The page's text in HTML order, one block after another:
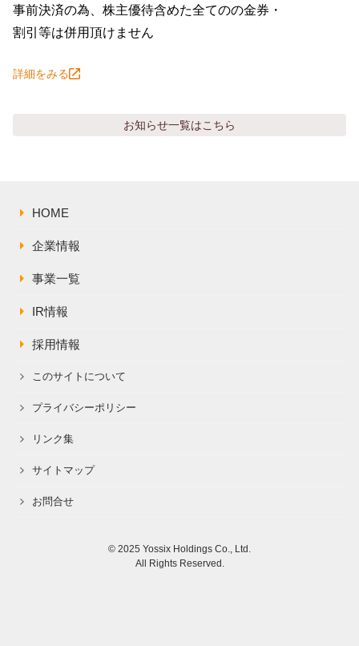
事前決済の為、株主優待含めた全てのの金券・
割引等は併用頂けません
詳細をみる
お知らせ一覧はこちら
HOME
企業情報
事業一覧
IR情報
採用情報
このサイトについて
プライバシーポリシー
リンク集
サイトマップ
お問合せ
© 2025 Yossix Holdings Co., Ltd.
All Rights Reserved.